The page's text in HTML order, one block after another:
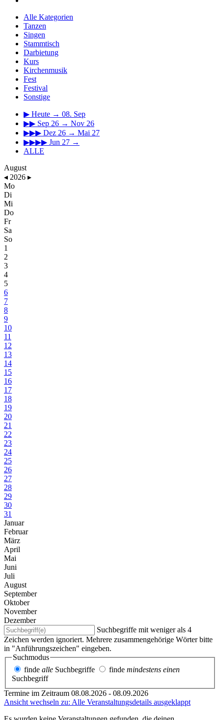
Alle Kategorien
Tanzen
Singen
Stammtisch
Darbietung
Kurs
Kirchenmusik
Fest
Festival
Sonstige
▶ Heute → 08. Sep
▶▶ Sep 26 → Nov 26
▶▶▶ Dez 26 → Mai 27
▶▶▶▶ Jun 27 →
ALLE
August
◂ 2026 ▸
Mo
Di
Mi
Do
Fr
Sa
So
1
2
3
4
5
6
7
8
9
10
11
12
13
14
15
16
17
18
19
20
21
22
23
24
25
26
27
28
29
30
31
Januar
Februar
März
April
Mai
Juni
Juli
August
September
Oktober
November
Dezember
Suchbegriffe mit weniger als 4
Zeichen werden ignoriert. Mehrere zusammengehörige Wörter bitte
in "Anführungszeichen" eingeben.
Suchmodus
finde alle Suchbegriffe finde mindestens einen
Suchbegriff
Termine im Zeitraum 08.08.2026 - 08.09.2026
Ansicht wechseln zu: Alle Veranstaltungsdetails ausgeklappt